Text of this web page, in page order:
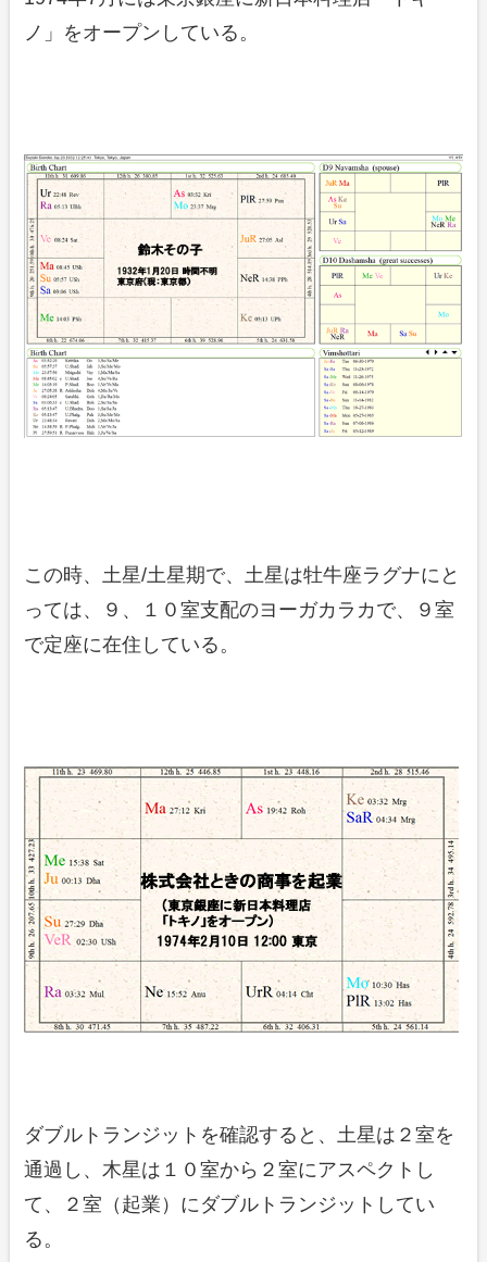
ノ」をオープンしている。
この時、土星/土星期で、土星は牡牛座ラグナにと
っては、９、１０室支配のヨーガカラカで、９室
で定座に在住している。
ダブルトランジットを確認すると、土星は２室を
通過し、木星は１０室から２室にアスペクトし
て、２室（起業）にダブルトランジットしてい
る。